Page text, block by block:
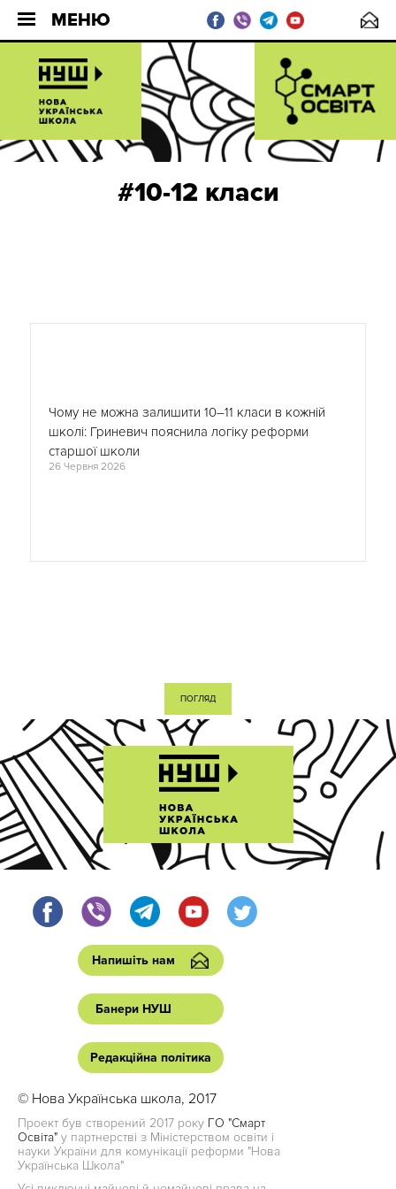
МЕНЮ
#10-12 класи
26 Червня 2026
Чому не можна залишити 10–11 класи в кожній
школі: Гриневич пояснила логіку реформи
старшої школи
ПОГЛЯД
Напишіть нам
Банери НУШ
Редакційна політика
© Нова Українська школа, 2017
Проект був створений 2017 року ГО "Смарт
Освіта" у партнерстві з Міністерством освіти і
науки України для комунікації реформи "Нова
Українська Школа"